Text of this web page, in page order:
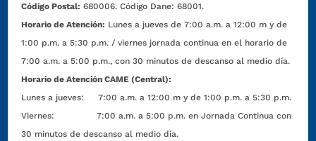
Código Postal: 680006. Código Dane: 68001.
Horario de Atención: Lunes a jueves de 7:00 a.m. a 12:00 m y de
1:00 p.m. a 5:30 p.m. / viernes jornada continua en el horario de
7:00 a.m. a 5:00 p.m., con 30 minutos de descanso al medio día.
Horario de Atención CAME (Central):
Lunes a jueves: 7:00 a.m. a 12:00 m y de 1:00 p.m. a 5:30 p.m.
Viernes: 7:00 a.m. a 5:00 p.m. en Jornada Continua con
30 minutos de descanso al medio día.